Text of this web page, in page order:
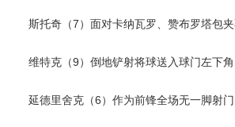
斯托奇（7）面对卡纳瓦罗、赞布罗塔包夹
维特克（9）倒地铲射将球送入球门左下角
延德里舍克（6）作为前锋全场无一脚射门